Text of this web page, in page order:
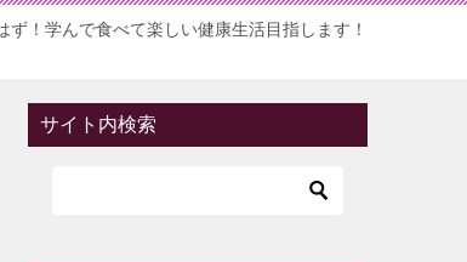
！学んで食べて楽しい健康生活目指します！
サイト内検索